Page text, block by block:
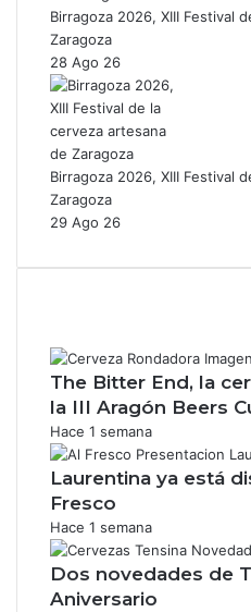
Birragoza 2026, XIII Festival
Zaragoza
28 Ago 26
Birragoza 2026, XIII Festival
Zaragoza
29 Ago 26
The Bitter End, la
la III Aragón Beers
Hace 1 semana
Laurentina ya está
Fresco
Hace 1 semana
Dos novedades de
Aniversario